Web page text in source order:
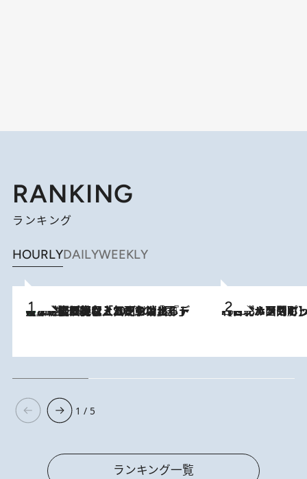
RANKING
ランキング
HOURLYDAILYWEEKLY
2026.8.5
【なぜ吉沢亮は「気配を消せる」のか？】興行収入208億の『国宝』を経て挑むミュージカル『ディア・エヴァン・ハンセン』。トップ俳優が舞台上でさらけ出した“孤独”とは 2026.8.4
【台北・西門町】台湾旅行で行くべきグルメスポット7選《濃厚ルーローハンやもっちり粽、サクふわドーナツも》
1 / 5
ランキング一覧